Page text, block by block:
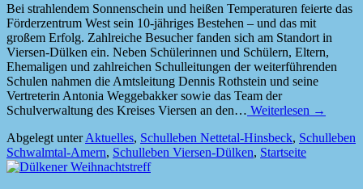
Bei strahlendem Sonnenschein und heißen Temperaturen feierte das
Förderzentrum West sein 10-jähriges Bestehen – und das mit
großem Erfolg. Zahlreiche Besucher fanden sich am Standort in
Viersen-Dülken ein. Neben Schülerinnen und Schülern, Eltern,
Ehemaligen und zahlreichen Schulleitungen der weiterführenden
Schulen nahmen die Amtsleitung Dennis Rothstein und seine
Vertreterin Antonia Weggebakker sowie das Team der
Schulverwaltung des Kreises Viersen an den… Weiterlesen →
Abgelegt unterAktuelles, Schulleben Nettetal-Hinsbeck, Schulleben
Schwalmtal-Amern, Schulleben Viersen-Dülken, Startseite